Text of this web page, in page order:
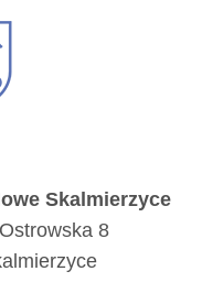
Skalmierzyce
8